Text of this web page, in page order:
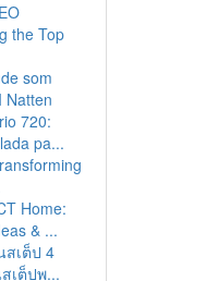
the Top
som
Natten
720:
pa...
Home:
& ...
สเต็ป 4
เต็ปพ...